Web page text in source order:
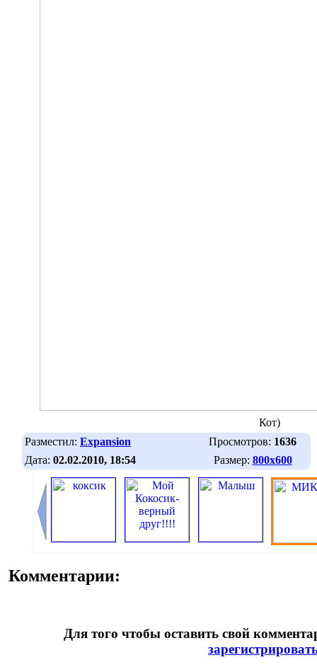
Кот)
Разместил: Expansion Просмотров: 1636
Дата: 02.02.2010, 18:54 Размер: 800х600
Комментарии:
Для того чтобы оставить свой